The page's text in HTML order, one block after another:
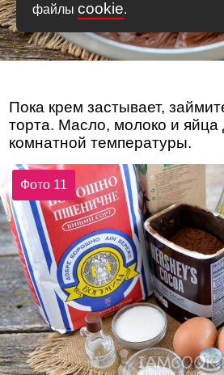
файлы cookie.
Пока крем застывает,
торта. Масло, молоко и
комнатной температуры.
Фото 11